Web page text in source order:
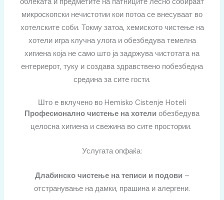
микроскопски нечистотии кои потоа се внесуваат во
хотелските соби. Токму затоа, хемиското чистење на
хотелиигра клучна улога и обезбедува темелна
хигиена која не само што ја задржува чистотата на
ентериерот, туку и создава здравствено побезбедна
средина за сите гости.
Што е вклучено во Hemisko Cistenje Hoteli
Професионално чистење на хотели обезбедува
целосна хигиена и свежина во сите простории.
Услугата опфаќа:
Длабинско чистење на теписи и подови–
отстранување на дамки, прашина и алергени.